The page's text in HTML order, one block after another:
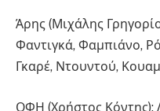
Άρης (Μιχάλης
Φαντιγκά, Φαμπιάνο,
Γκαρέ, Ντουντού,
ΟΦΗ (Χρήστος Κόντης):